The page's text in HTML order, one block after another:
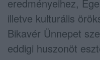
eredményeihez,
illetve kulturális
Bikavér Ünnepet
eddigi huszonöt